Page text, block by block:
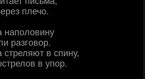
плечо.
наполовину
разговор.
в спину,
в упор.